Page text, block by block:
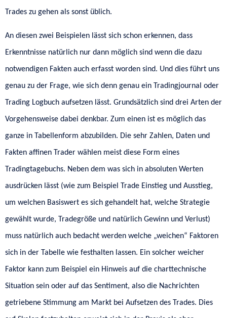
Trades zu gehen als sonst üblich.
An diesen zwei Beispielen lässt sich schon erkennen, dass
Erkenntnisse natürlich nur dann möglich sind wenn die dazu
notwendigen Fakten auch erfasst worden sind. Und dies führt uns
genau zu der Frage, wie sich denn genau ein Tradingjournal oder
Trading Logbuch aufsetzen lässt. Grundsätzlich sind drei Arten der
Vorgehensweise dabei denkbar. Zum einen ist es möglich das
ganze in Tabellenform abzubilden. Die sehr Zahlen, Daten und
Fakten affinen Trader wählen meist diese Form eines
Tradingtagebuchs. Neben dem was sich in absoluten Werten
ausdrücken lässt (wie zum Beispiel Trade Einstieg und Ausstieg,
um welchen Basiswert es sich gehandelt hat, welche Strategie
gewählt wurde, Tradegröße und natürlich Gewinn und Verlust)
muss natürlich auch bedacht werden welche „weichen“ Faktoren
sich in der Tabelle wie festhalten lassen. Ein solcher weicher
Faktor kann zum Beispiel ein Hinweis auf die charttechnische
Situation sein oder auf das Sentiment, also die Nachrichten
getriebene Stimmung am Markt bei Aufsetzen des Trades. Dies